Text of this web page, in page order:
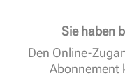
Sie haben
Den Online-
Abonnement